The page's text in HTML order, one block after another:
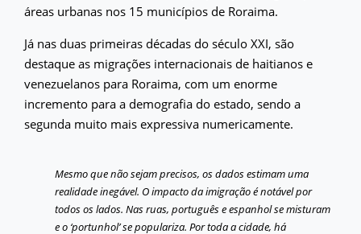
áreas urbanas nos 15 municípios de Roraima.
Já nas duas primeiras décadas do século XXI, são
destaque as migrações internacionais de haitianos e
venezuelanos para Roraima, com um enorme
incremento para a demografia do estado, sendo a
segunda muito mais expressiva numericamente.
Mesmo que não sejam precisos, os dados estimam uma
realidade inegável. O impacto da imigração é notável por
todos os lados. Nas ruas, português e espanhol se misturam
e o ‘portunhol’ se populariza. Por toda a cidade, há